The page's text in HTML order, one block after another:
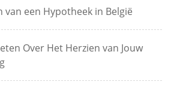
van een Hypotheek in België
Over Het Herzien van Jouw